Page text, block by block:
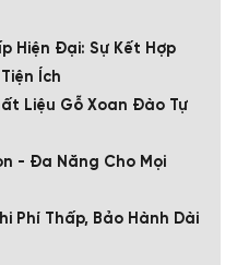
Hiện Đại: Sự Kết Hợp
Ích
Liệu Gỗ Xoan Đào Tự
- Đa Năng Cho Mọi
Phí Thấp, Bảo Hành Dài